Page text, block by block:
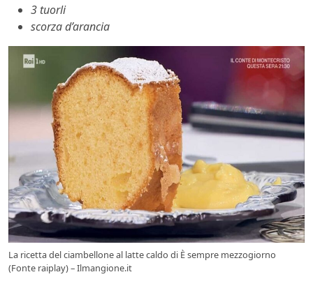
3 tuorli
scorza d’arancia
La ricetta del ciambellone al latte caldo di È sempre mezzogiorno
(Fonte raiplay) – Ilmangione.it